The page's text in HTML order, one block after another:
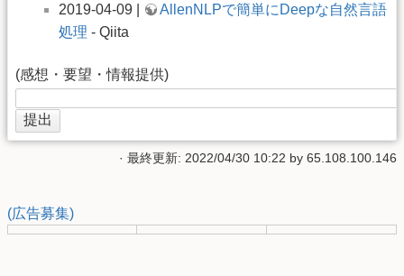
2019-04-09 |
AllenNLPで簡単にDeepな自然言語
処理 - Qiita
(感想・要望・情報提供)
· 最終更新: 2022/04/30 10:22 by 65.108.100.146
(広告募集)